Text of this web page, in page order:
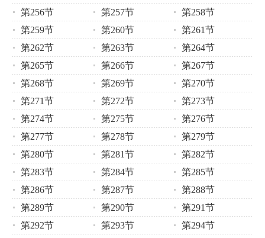
第256节
第257节
第258节
第259节
第260节
第261节
第262节
第263节
第264节
第265节
第266节
第267节
第268节
第269节
第270节
第271节
第272节
第273节
第274节
第275节
第276节
第277节
第278节
第279节
第280节
第281节
第282节
第283节
第284节
第285节
第286节
第287节
第288节
第289节
第290节
第291节
第292节
第293节
第294节